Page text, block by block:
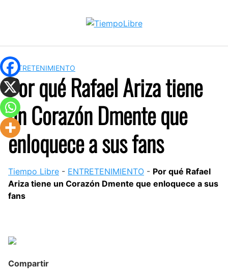
ENTRETENIMIENTO
Por qué Rafael Ariza tiene
un Corazón Dmente que
enloquece a sus fans
Tiempo Libre - ENTRETENIMIENTO - Por qué Rafael
Ariza tiene un Corazón Dmente que enloquece a sus
fans
Compartir